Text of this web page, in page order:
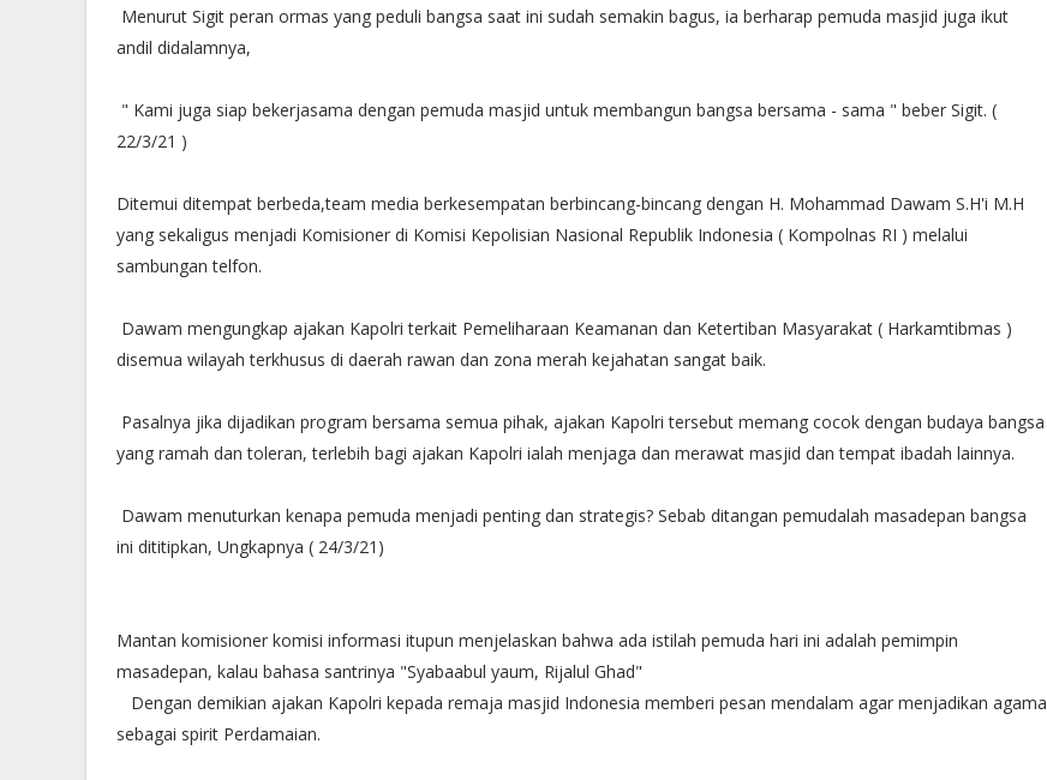
Menurut Sigit peran ormas yang peduli bangsa saat ini sudah semakin bagus, ia berharap pemuda masjid juga ikut
andil didalamnya,
" Kami juga siap bekerjasama dengan pemuda masjid untuk membangun bangsa bersama - sama " beber Sigit. (
22/3/21 )
Ditemui ditempat berbeda,team media berkesempatan berbincang-bincang dengan H. Mohammad Dawam S.H'i M.H
yang sekaligus menjadi Komisioner di Komisi Kepolisian Nasional Republik Indonesia ( Kompolnas RI ) melalui
sambungan telfon.
Dawam mengungkap ajakan Kapolri terkait Pemeliharaan Keamanan dan Ketertiban Masyarakat ( Harkamtibmas )
disemua wilayah terkhusus di daerah rawan dan zona merah kejahatan sangat baik.
Pasalnya jika dijadikan program bersama semua pihak, ajakan Kapolri tersebut memang cocok dengan budaya bangsa
yang ramah dan toleran, terlebih bagi ajakan Kapolri ialah menjaga dan merawat masjid dan tempat ibadah lainnya.
Dawam menuturkan kenapa pemuda menjadi penting dan strategis? Sebab ditangan pemudalah masadepan bangsa
ini dititipkan, Ungkapnya ( 24/3/21)
Mantan komisioner komisi informasi itupun menjelaskan bahwa ada istilah pemuda hari ini adalah pemimpin
masadepan, kalau bahasa santrinya "Syabaabul yaum, Rijalul Ghad"
Dengan demikian ajakan Kapolri kepada remaja masjid Indonesia memberi pesan mendalam agar menjadikan agama
sebagai spirit Perdamaian.